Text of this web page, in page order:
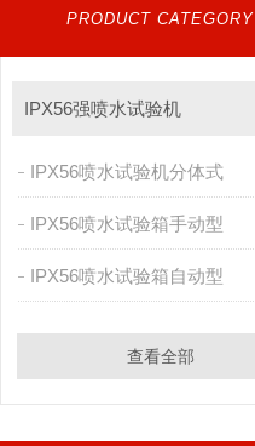
PRODUCT CATEGORY
IPX56强喷水试验机
IPX56喷水试验机分体式
IPX56喷水试验箱手动型
IPX56喷水试验箱自动型
查看全部